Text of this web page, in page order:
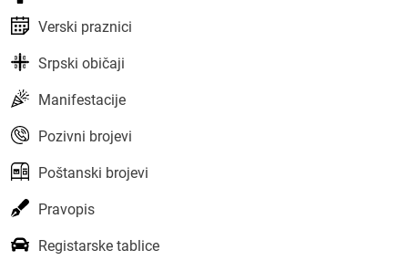
Verski praznici
Srpski običaji
Manifestacije
Pozivni brojevi
Poštanski brojevi
Pravopis
Registarske tablice